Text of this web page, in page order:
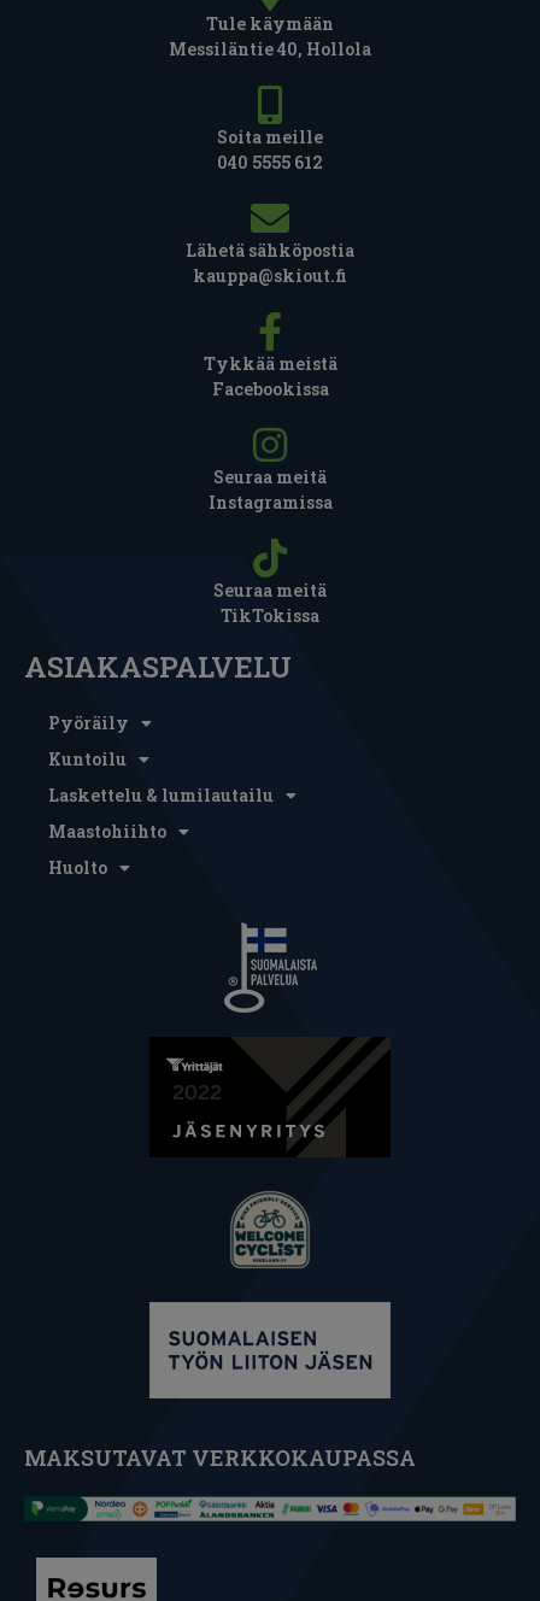
Tule käymään
Messiläntie 40, Hollola
Soita meille
040 5555 612
Lähetä sähköpostia
kauppa@skiout.fi
Tykkää meistä
Facebookissa
Seuraa meitä
Instagramissa
Seuraa meitä
TikTokissa
ASIAKASPALVELU
Pyöräily
Kuntoilu
Laskettelu & lumilautailu
Maastohiihto
Huolto
MAKSUTAVAT VERKKOKAUPASSA